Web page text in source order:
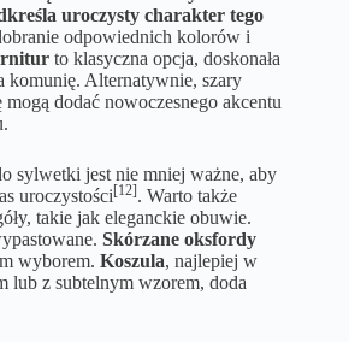
uroczysty charakter tego
odpowiednich kolorów i
to klasyczna opcja, doskonała
komunię. Alternatywnie, szary
dodać nowoczesnego akcentu
sylwetki jest nie mniej ważne, aby
uroczystości[12]. Warto także
takie jak eleganckie obuwie.
Skórzane oksfordy
wyborem. Koszula, najlepiej w
lub z subtelnym wzorem, doda